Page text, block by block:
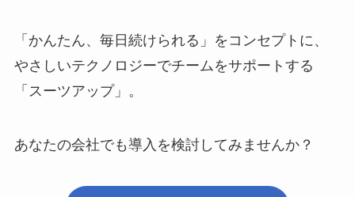
「かんたん、毎日続けられる」をコンセプトに、
やさしいテクノロジーでチームをサポートする
「スーツアップ」。
あなたの会社でも導入を検討してみませんか？